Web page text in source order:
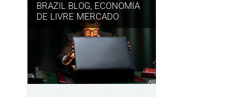
BRAZIL BLOG, ECONOMIA
DE LIVRE MERCADO